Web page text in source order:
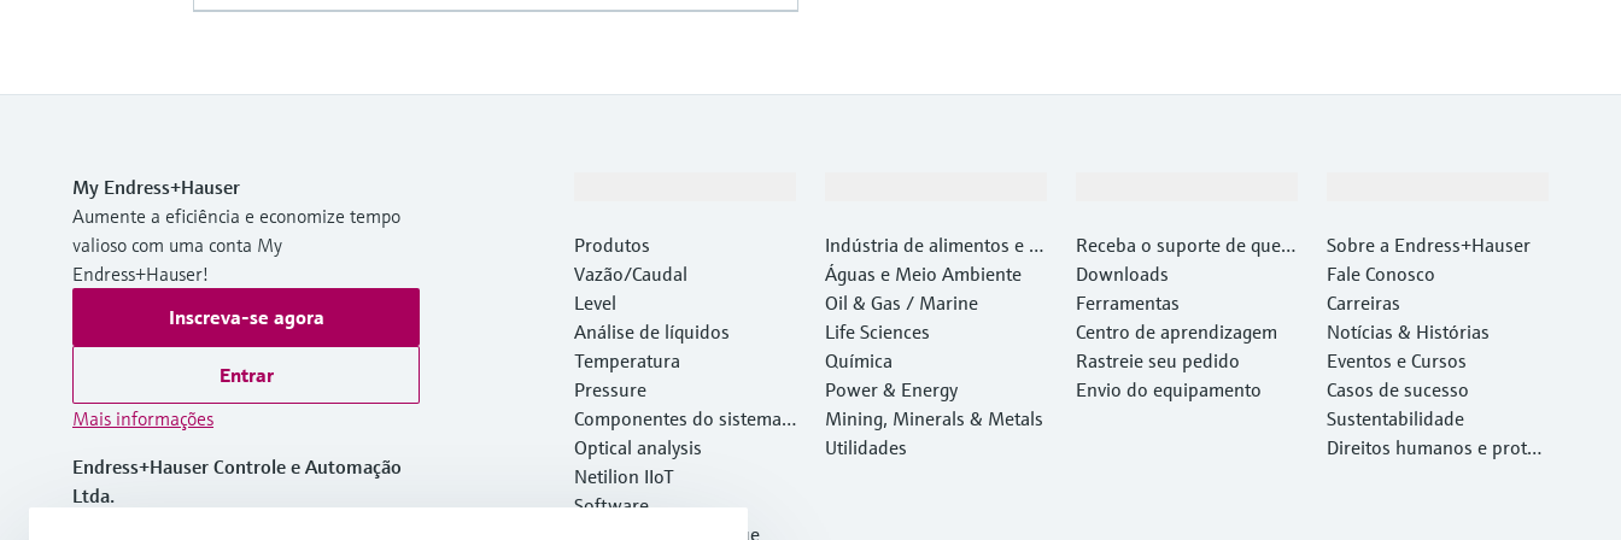
My Endress+Hauser
Aumente a eficiência e economize tempo
valioso com uma conta My
Endress+Hauser!
Inscreva-se agora
Entrar
Mais informações
Endress+Hauser Controle e Automação
Ltda.
Produtos
Vazão/Caudal
Level
Análise de líquidos
Temperatura
Pressure
Componentes do sistema e
gerenciadores de dados
Optical analysis
Netilion IIoT
Software
Produtos em destaque
Indústria de alimentos e b
ebidas
Águas e Meio Ambiente
Oil & Gas / Marine
Life Sciences
Química
Power & Energy
Mining, Minerals & Metals
Utilidades
Receba o suporte de que v
ocê precisa, rapidamente!
Downloads
Ferramentas
Centro de aprendizagem
Rastreie seu pedido
Envio do equipamento
Sobre a Endress+Hauser
Fale Conosco
Carreiras
Notícias & Histórias
Eventos e Cursos
Casos de sucesso
Sustentabilidade
Direitos humanos e proteç